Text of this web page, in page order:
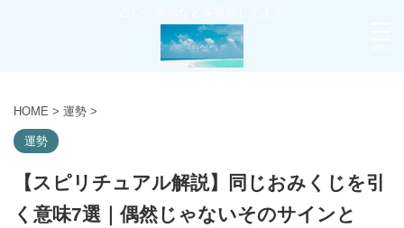
HOME > 運勢 >
運勢
【スピリチュアル解説】同じおみくじを引
く意味7選｜偶然じゃないそのサインと